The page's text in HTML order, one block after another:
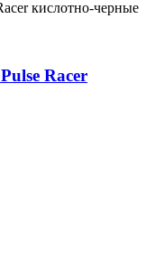
Racer